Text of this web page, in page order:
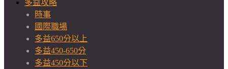
多益攻略
時事
國際職場
多益650分以上
多益450-650分
多益450分以下